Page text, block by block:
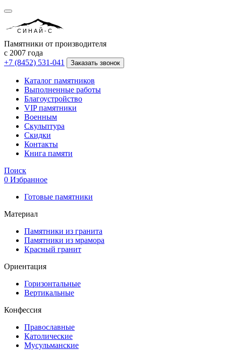
СИНАЙ-С
Памятники от производителя
с 2007 года
+7 (8452) 531-041
Заказать звонок
Каталог памятников
Выполненные работы
Благоустройство
VIP памятники
Военным
Скульптура
Скидки
Контакты
Книга памяти
Поиск
0 Избранное
Готовые памятники
Материал
Памятники из гранита
Памятники из мрамора
Красный гранит
Ориентация
Горизонтальные
Вертикальные
Конфессия
Православные
Католические
Мусульманские